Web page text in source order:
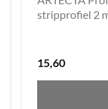
stripprofiel 2
15,60